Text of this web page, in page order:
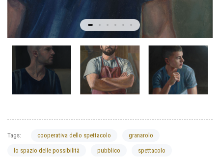
Tags: cooperativa dello spettacolo granarolo
lo spazio delle possibilità pubblico spettacolo